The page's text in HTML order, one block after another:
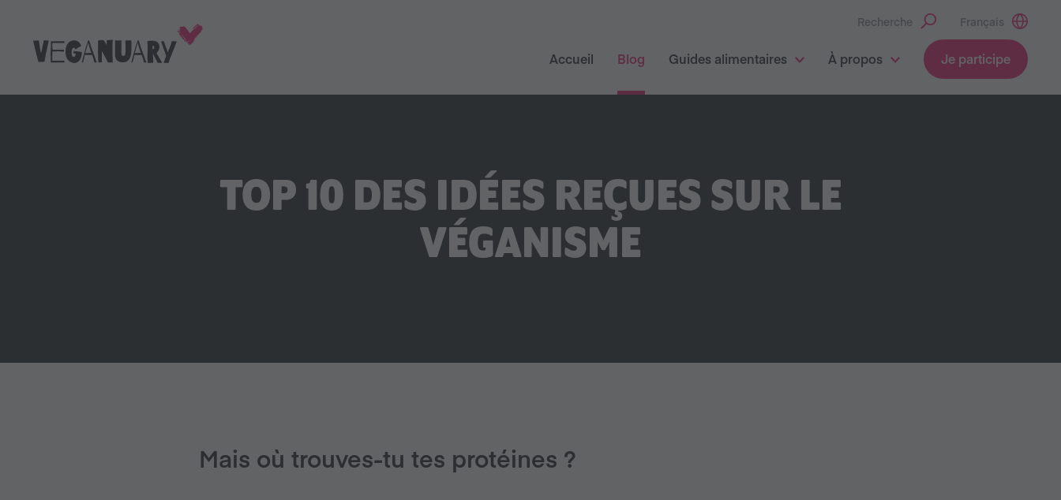
Recherche Français
Accueil Blog Guides alimentaires À propos Je participe
TOP 10 DES IDÉES REÇUES SUR LE
VÉGANISME
Mais où trouves-tu tes protéines ?